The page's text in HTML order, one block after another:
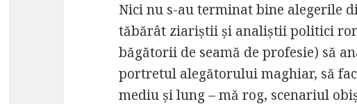
Nici nu s-au terminat bine alegerile
tăbărât ziariștii și analiștii politici
băgătorii de seamă de profesie) să
portretul alegătorului maghiar, să
mediu și lung – mă rog, scenariul